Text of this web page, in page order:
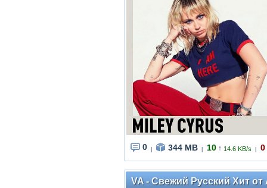
0 344 MB 10 ↑ 14.6 KB/s 0
VA - Свежий Русский Хит от